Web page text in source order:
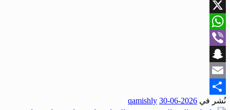
Facebook
X
WhatsApp
Viber
Snapchat
Email
Share
نُشر في 2026-06-30
qamishly